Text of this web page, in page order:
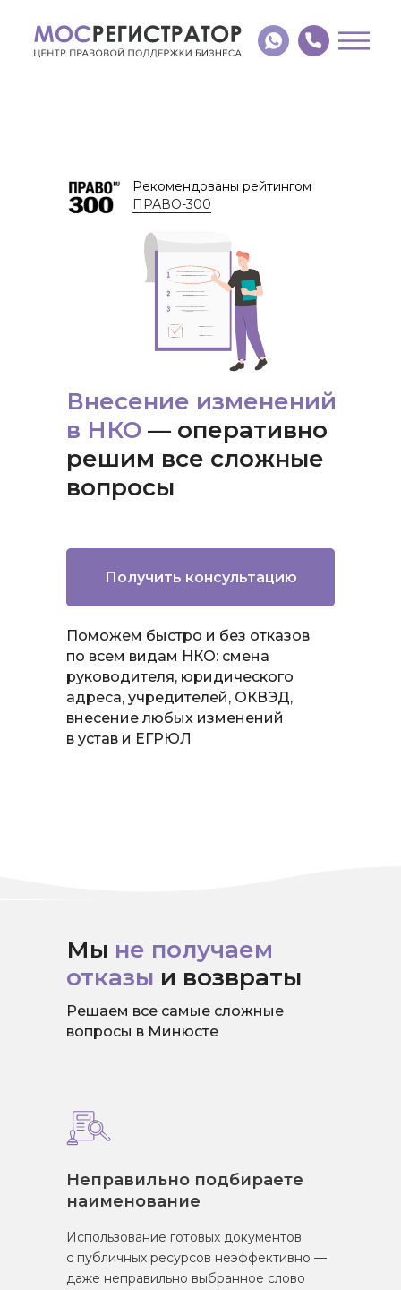
Получить консультацию
Рекомендованы рейтингом
ПРАВО-300
Внесение изменений
в НКО — оперативно
решим все сложные
вопросы
Поможем быстро и без отказов
по всем видам НКО: смена
руководителя, юридического
адреса, учредителей, ОКВЭД,
внесение любых изменений
в устав и ЕГРЮЛ
Мы не получаем
отказы и возвраты
Решаем все самые сложные
вопросы в Минюсте
Использование готовых документов
с публичных ресурсов неэффективно —
даже неправильно выбранное слово
Неправильно подбираете
наименование